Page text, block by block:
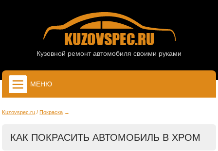
Кузовной ремонт автомобиля своими руками
Kuzovspec.ru Покраска
КАК ПОКРАСИТЬ АВТОМОБИЛЬ В ХРОМ
МЕНЮ